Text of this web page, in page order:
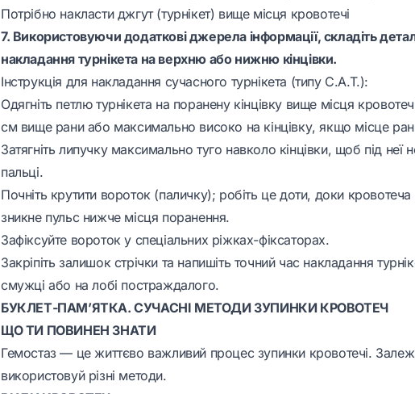
Потрібно накласти джгут (турнікет) вище місця кровотечі
7. Використовуючи додаткові джерела інформації, складіть
накладання турнікета на верхню або нижню кінцівки.
Інструкція для накладання сучасного турнікета (типу C.A.T.):
Одягніть петлю турнікета на поранену кінцівку вище місця
см вище рани або максимально високо на кінцівку, якщо місце
Затягніть липучку максимально туго навколо кінцівки, щоб під
пальці.
Почніть крутити вороток (паличку); робіть це доти, доки кровотеча
зникне пульс нижче місця поранення.
Зафіксуйте вороток у спеціальних ріжках-фіксаторах.
Закріпіть залишок стрічки та напишіть точний час накладання
смужці або на лобі постраждалого.
БУКЛЕТ-ПАМ’ЯТКА. СУЧАСНІ МЕТОДИ ЗУПИНКИ КРОВОТЕЧ
ЩО ТИ ПОВИНЕН ЗНАТИ
Гемостаз — це життєво важливий процес зупинки кровотечі.
використовуй різні методи.